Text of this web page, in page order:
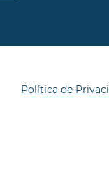
Política de